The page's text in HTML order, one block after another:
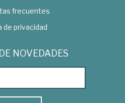
frecuentes
de privacidad
NOVEDADES